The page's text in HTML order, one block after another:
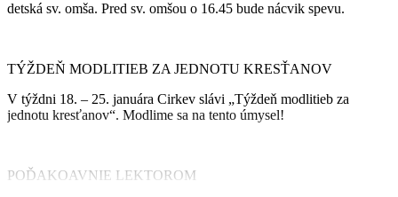
Št
06:30
Za dary Ducha Svätého pre deti a vnúčatá
detská sv. omša. Pred sv. omšou o 16.45 bude nácvik spevu.
TÝŽDEŇ MODLITIEB ZA JEDNOTU KRESŤANOV
V týždni 18. – 25. januára Cirkev slávi „Týždeň modlitieb za
jednotu kresťanov“. Modlime sa na tento úmysel!
POĎAKOAVNIE LEKTOROM